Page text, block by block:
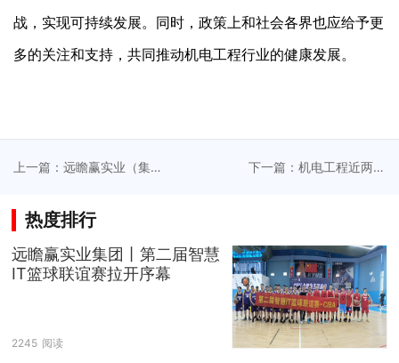
战，实现可持续发展。同时，政策上和社会各界也应给予更
多的关注和支持，共同推动机电工程行业的健康发展。
上一篇：远瞻赢实业（集
会议
下一篇：机电工程近两年
热度排行
远瞻赢实业集团丨第二届智慧
IT篮球联谊赛拉开序幕
2245 阅读